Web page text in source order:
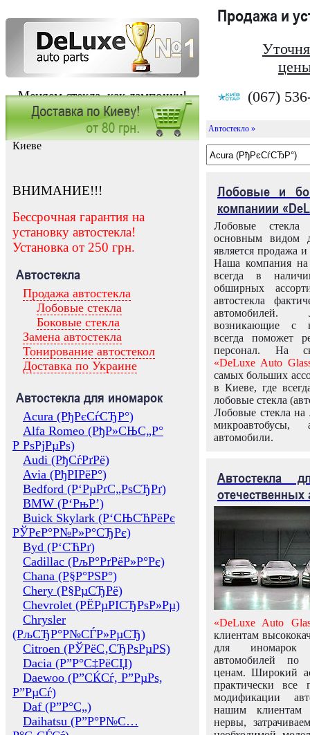
Меняем стекла, как лампочки!
Продажа и
(067)
Заказать установку автостекла в
Киеве
ВНИМАНИЕ!!!
Бессрочная гарантия на
установку автостекла!
Установка от 250 грн.
Автостекла
Продажа автостекла
Лобовые стекла
Боковые стекла
Замена автостекла
Тонирование автостекол
Доставка по Украине
Автостекла для иномарок
Acura (РђРєСѓСЂР°)
Alfa Romeo (РђР»СЊС„Р°
Р РѕРјРµРѕ)
Audi (РђСѓРґРё)
Avia (РђРІРёР°)
Bedford (Р‘РµРґС„РѕСЂРґ)
BMW (Р‘РњР’)
Buick Skylark (Р‘СЊСЋРёРє
РЎРєР°Р№Р»Р°СЂРє)
Byd (Р‘СЋРґ)
Cadillac (РљР°РґРёР»Р°Рє)
Chana (Р§Р°РЅР°)
Chery (Р§РµСЂРё)
Chevrolet (РЁРµРІСЂРѕР»Рµ)
Chrysler
(РљСЂР°Р№СЃР»РµСЂ)
Citroen (РЎРёС‚СЂРѕРµРЅ)
Dacia (Р”Р°С‡РёСЏ)
Daewoo (Р”СЌСѓ, Р”РµРѕ,
Р”РµСѓ)
Daf (Р”Р°С„)
Daihatsu (Р”Р°Р№С…
Автостекло »
Лобовые и
компаниии
Лобовые
основным видом
является продажа и
Наша компания на
всегда в
обширных
автостекла
возникающие с
всегда поможет
персонал. На
«DeLuxe Auto
самых больших
в Киеве, где
лобовые стекла
Лобовые стекла на
микроавтобусы,
автомобили.
Автостекла
отечественных
«DeLuxe Auto
клиентам
для иномарок
автомобилей
ценам. Широкий
практически все
модификации
нашим клиентам
нервы,